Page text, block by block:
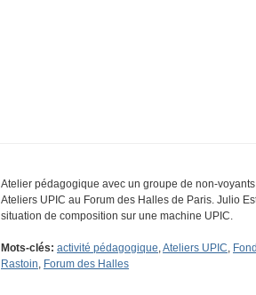
Atelier pédagogique avec un groupe de non-
Ateliers UPIC au Forum des Halles de Paris. Julio
situation de composition sur une machine UPIC.
Mots-clés: activité pédagogique,Ateliers UPIC,
Rastoin, Forum des Halles